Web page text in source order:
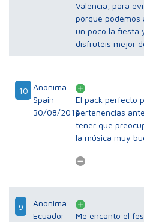
Valencia, para
porque podemos
un poco la fiesta
disfrutéis mejor
10 Anonima
Spain
30/08/2019
El pack perfecto
pertenencias
tener que
la música muy
9
Anonima
Ecuador
Me encanto el